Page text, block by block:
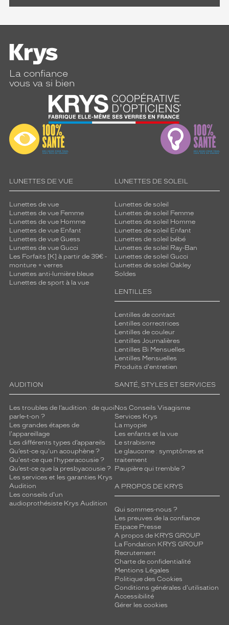
La confiance
vous va si bien
LUNETTES DE VUE
Lunettes de vue
Lunettes de vue Femme
Lunettes de vue Homme
Lunettes de vue Enfant
Lunettes de vue Guess
Lunettes de vue Gucci
Les Forfaits [K] à partir de 39€ -
monture + verres
Lunettes anti-lumière bleue
Lunettes de sport à la vue
LUNETTES DE SOLEIL
Lunettes de soleil
Lunettes de soleil Femme
Lunettes de soleil Homme
Lunettes de soleil Enfant
Lunettes de soleil bébé
Lunettes de soleil Ray-Ban
Lunettes de soleil Gucci
Lunettes de soleil Oakley
Soldes
LENTILLES
Lentilles de contact
Lentilles correctrices
Lentilles de couleur
Lentilles Journalières
Lentilles Bi Mensuelles
Lentilles Mensuelles
Produits d'entretien
AUDITION
Les troubles de l’audition : de quoi
parle-t-on ?
Les grandes étapes de
l'appareillage
Les différents types d’appareils
Qu’est-ce qu'un acouphène ?
Qu'est-ce que l'hyperacousie ?
Qu’est-ce que la presbyacousie ?
Les services et les garanties Krys
Audition
Les conseils d'un
audioprothésiste Krys Audition
SANTÉ, STYLES ET SERVICES
Nos Conseils Visagisme
Services Krys
La myopie
Les enfants et la vue
Le strabisme
Le glaucome : symptômes et
traitement
Paupière qui tremble ?
A PROPOS DE KRYS
Qui sommes-nous ?
Les preuves de la confiance
Espace Presse
A propos de KRYS GROUP
La Fondation KRYS GROUP
Recrutement
Charte de confidentialité
Mentions Légales
Politique des Cookies
Conditions générales d'utilisation
Accessibilité
Gérer les cookies